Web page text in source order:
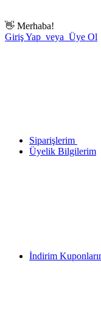
👋 Merhaba!
Giriş Yap veya Üye Ol
Siparişlerim
Üyelik Bilgilerim
İndirim